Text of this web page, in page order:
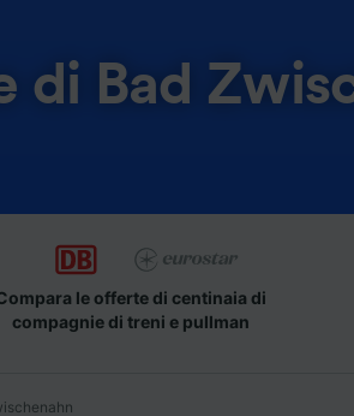
di Bad
le offerte di centinaia di
compagnie di treni e pullman